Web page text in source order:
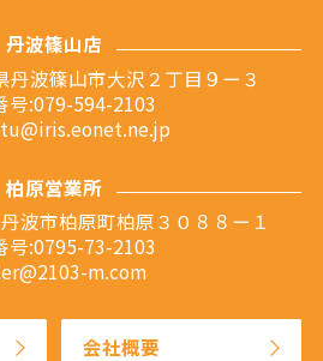
丹波篠山店
丹波篠山市大沢２丁目９ー３
号:079-594-2103
柏原営業所
波市柏原町柏原３０８８ー１
号:0795-73-2103
m.com
会社概要